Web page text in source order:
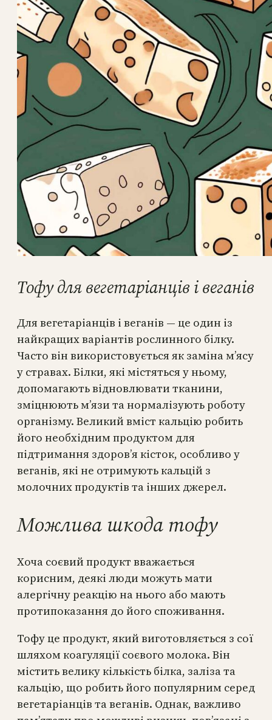
Тофу для вегетаріанців і веганів
Для вегетаріанців і веганів — це один із
найкращих варіантів рослинного білку.
Часто він використовується як заміна м’ясу
у стравах. Білки, які містяться у ньому,
допомагають відновлювати тканини,
зміцнюють м’язи та нормалізують роботу
організму. Великий вміст кальцію робить
його необхідним продуктом для
підтримання здоров’я кісток, особливо у
веганів, які не отримують кальцій з
молочних продуктів та інших джерел.
Можлива шкода тофу
Хоча соєвий продукт вважається
корисним, деякі люди можуть мати
алергічну реакцію на нього або мають
протипоказання до його споживання.
Тофу це продукт, який виготовляється з сої
шляхом коагуляції соєвого молока. Він
містить велику кількість білка, заліза та
кальцію, що робить його популярним серед
вегетаріанців та веганів. Однак, важливо